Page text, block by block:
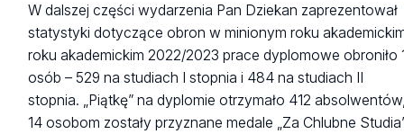
W dalszej części wydarzenia Pan Dziekan zaprezentował
statystyki dotyczące obron w minionym roku
roku akademickim 2022/2023 prace dyplomowe obroniło
osób – 529 na studiach I stopnia i 484 na studiach II
stopnia. „Piątkę” na dyplomie otrzymało 412
14 osobom zostały przyznane medale „Za Chlubne